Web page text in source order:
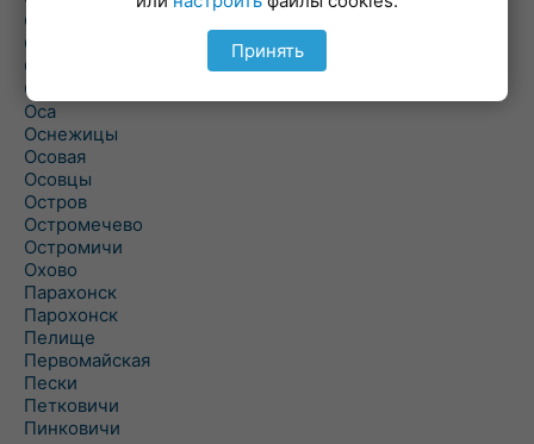
Ольшаны
Омельная
Ополь
Орехово
Оса
Оснежицы
Осовая
Осовцы
Остров
Остромечево
Остромичи
Охово
Парахонск
Парохонск
Пелище
Первомайская
Пески
Петковичи
Пинковичи
Принять